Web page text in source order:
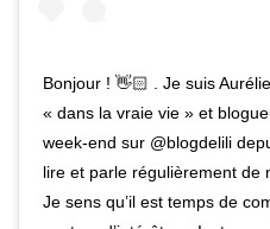
Bonjour ! 👋🏻 . Je suis
« dans la vraie vie » et
week-end sur @blogdelili
lire et parle régulièrement de
Je sens qu’il est temps de